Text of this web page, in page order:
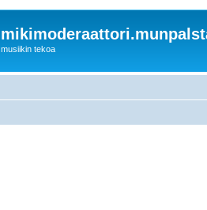
musiikin tekoa